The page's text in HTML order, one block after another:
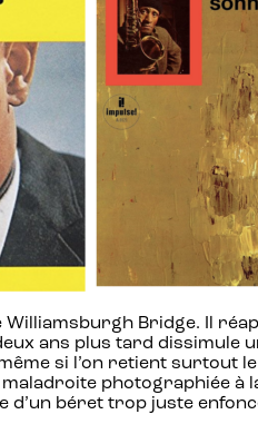
Bridge. Il
ans plus tard dissimule
si l’on retient surtout
photographiée à
béret trop juste